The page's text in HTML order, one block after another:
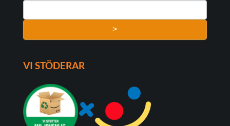
>
VI STÖDERAR